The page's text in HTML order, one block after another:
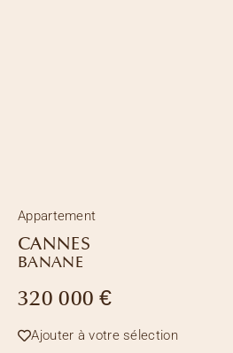
Appartement
CANNES
BANANE
320 000 €
Ajouter à votre sélection